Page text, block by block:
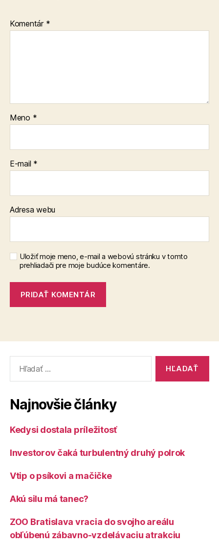
Komentár *
Meno *
E-mail *
Adresa webu
Uložiť moje meno, e-mail a webovú stránku v tomto
prehliadači pre moje budúce komentáre.
Najnovšie články
Kedysi dostala príležitosť
Investorov čaká turbulentný druhý polrok
Vtip o psíkovi a mačičke
Akú silu má tanec?
ZOO Bratislava vracia do svojho areálu
obľúbenú zábavno-vzdelávaciu atrakciu